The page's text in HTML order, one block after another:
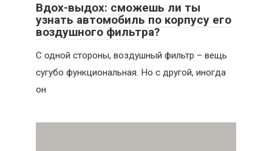
Вдох-выдох: сможешь ли ты
узнать автомобиль по корпусу его
воздушного фильтра?
С одной стороны, воздушный фильтр – вещь
сугубо функциональная. Но с другой, иногда
он